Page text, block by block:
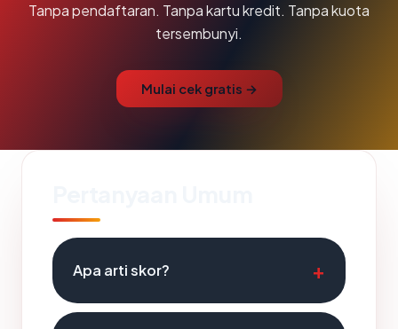
Tanpa pendaftaran. Tanpa kartu kredit. Tanpa kuota
tersembunyi.
Mulai cek gratis →
Apa arti skor?